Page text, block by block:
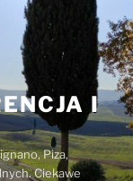
I
Piza,
Ciekawe